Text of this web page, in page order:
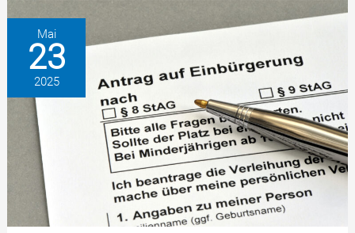
Familiennachzugs
und
Ende
der
Turbo-
Einbürgerung
Mai
23
2025